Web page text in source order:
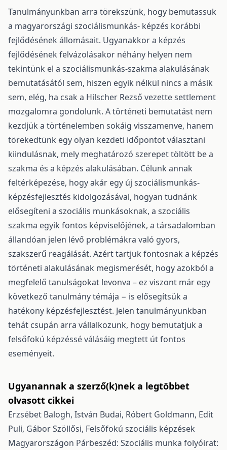
Tanulmányunkban arra törekszünk, hogy bemutassuk
a magyarországi szociálismunkás- képzés korábbi
fejlődésének állomásait. Ugyanakkor a képzés
fejlődésének felvázolásakor néhány helyen nem
tekintünk el a szociálismunkás-szakma alakulásának
bemutatásától sem, hiszen egyik nélkül nincs a másik
sem, elég, ha csak a Hilscher Rezső vezette settlement
mozgalomra gondolunk. A történeti bemutatást nem
kezdjük a történelemben sokáig visszamenve, hanem
törekedtünk egy olyan kezdeti időpontot választani
kiindulásnak, mely meghatározó szerepet töltött be a
szakma és a képzés alakulásában. Célunk annak
feltérképezése, hogy akár egy új szociálismunkás-
képzésfejlesztés kidolgozásával, hogyan tudnánk
elősegíteni a szociális munkásoknak, a szociális
szakma egyik fontos képviselőjének, a társadalomban
állandóan jelen lévő problémákra való gyors,
szakszerű reagálását. Azért tartjuk fontosnak a képzés
történeti alakulásának megismerését, hogy azokból a
megfelelő tanulságokat levonva – ez viszont már egy
következő tanulmány témája − is elősegítsük a
hatékony képzésfejlesztést. Jelen tanulmányunkban
tehát csupán arra vállalkozunk, hogy bemutatjuk a
felsőfokú képzéssé válásáig megtett út fontos
eseményeit.
Ugyanannak a szerző(k)nek a legtöbbet
olvasott cikkei
Erzsébet Balogh, István Budai, Róbert Goldmann, Edit
Puli, Gábor Szöllősi, Felsőfokú szociális képzések
Magyarországon Párbeszéd: Szociális munka folyóirat: